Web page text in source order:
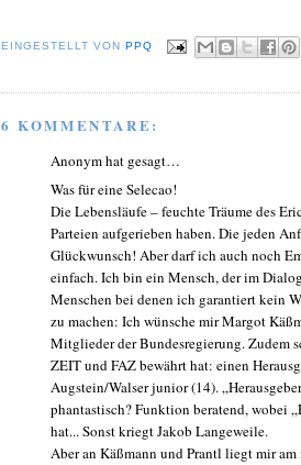
EINGESTELLT VON PPQ
6 KOMMENTARE:
Anonym hat gesagt…
Was für eine Selecao!
Die Lebensläufe – feuchte Träume des
Parteien aufgerieben haben. Die jeden
Glückwunsch! Aber darf ich auch noch
einfach. Ich bin ein Mensch, der im
Menschen bei denen ich garantiert kein
zu machen: Ich wünsche mir Margot
Mitglieder der Bundesregierung. Zudem
ZEIT und FAZ bewährt hat: einen
Augstein/Walser junior (14).
phantastisch? Funktion beratend, wobei
hat... Sonst kriegt Jakob Langeweile.
Aber an Käßmann und Prantl liegt mir